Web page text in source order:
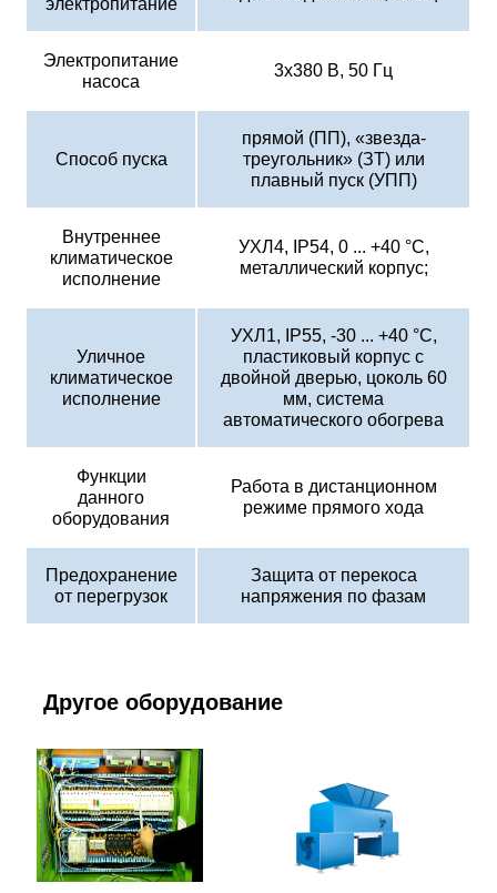
электропитание
Электропитание
насоса
3х380 В, 50 Гц
Способ пуска
прямой (ПП), «звезда-
треугольник» (ЗТ) или
плавный пуск (УПП)
Внутреннее
климатическое
исполнение
УХЛ4, IP54, 0 ... +40 °С,
металлический корпус;
Уличное
климатическое
исполнение
УХЛ1, IP55, -30 ... +40 °С,
пластиковый корпус с
двойной дверью, цоколь 60
мм, система
автоматического обогрева
Функции
данного
оборудования
Работа в дистанционном
режиме прямого хода
Предохранение
от перегрузок
Защита от перекоса
напряжения по фазам
Другое оборудование